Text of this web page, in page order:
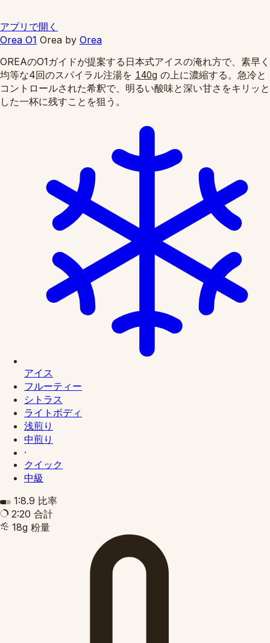
アプリで開く
Orea O1 Orea by Orea
OREAのO1ガイドが提案する日本式アイスの淹れ方で、素早く
均等な4回のスパイラル注湯を 140g の上に濃縮する。急冷と
コントロールされた希釈で、明るい酸味と深い甘さをキリッと
した一杯に残すことを狙う。
アイス
フルーティー
シトラス
ライトボディ
浅煎り
中煎り
·
クイック
中級
1:8.9 比率
2:20 合計
18g 粉量